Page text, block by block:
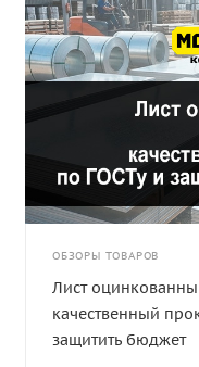
ОБЗОРЫ ТОВАРОВ
Лист
качественный
защитить бюджет